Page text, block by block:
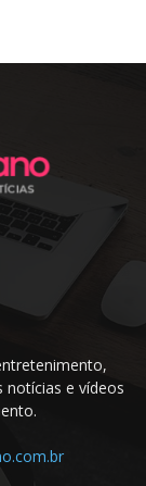
notícias e vídeos